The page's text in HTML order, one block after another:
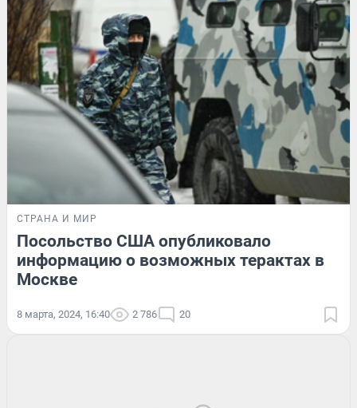
СТРАНА И МИР
Посольство США опубликовало
информацию о возможных терактах в
Москве
8 марта, 2024, 16:40 2 786 20